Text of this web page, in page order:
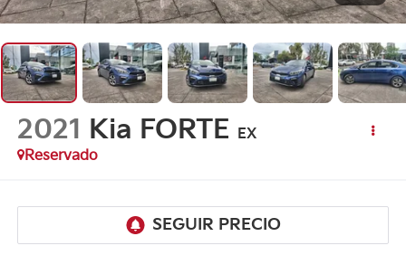
2021 Kia FORTE
EX
Reservado